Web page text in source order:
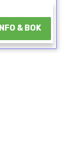
INFO & BOK